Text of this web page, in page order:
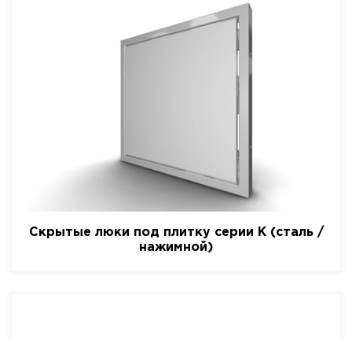
Скрытые люки под плитку серии K (сталь /
нажимной)